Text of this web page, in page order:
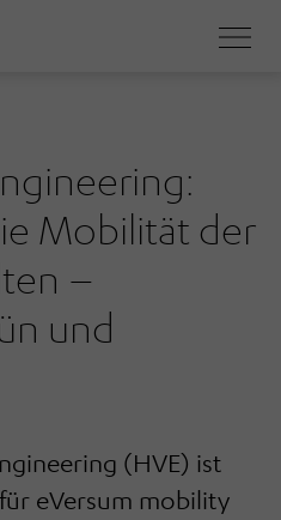
Mobilität der
–
und
(HVE) ist
eVersum mobility